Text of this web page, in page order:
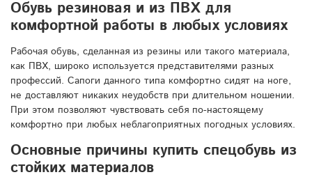
Обувь резиновая и из ПВХ для
комфортной работы в любых условиях
Рабочая обувь, сделанная из резины или такого материала,
как ПВХ, широко используется представителями разных
профессий. Сапоги данного типа комфортно сидят на ноге,
не доставляют никаких неудобств при длительном ношении.
При этом позволяют чувствовать себя по-настоящему
комфортно при любых неблагоприятных погодных условиях.
Основные причины купить спецобувь из
стойких материалов